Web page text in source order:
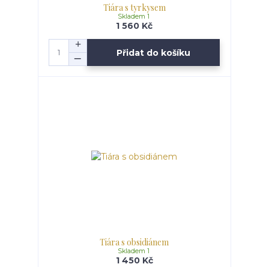
Tiára s tyrkysem
1 560 Kč
Skladem 1
Přidat do košíku
Tiára s obsidiánem
1 450 Kč
Skladem 1